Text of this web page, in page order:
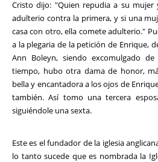
Cristo dijo: "Quien repudia a su mujer
adulterio contra la primera, y si una
casa con otro, ella comete adulterio."
a la plegaria de la petición de Enrique,
Ann Boleyn, siendo excomulgado
tiempo, hubo otra dama de honor,
bella y encantadora a los ojos de
también. Así tomo una tercera
siguiéndole una sexta.
Este es el fundador de la iglesia
lo tanto sucede que es nombrada la